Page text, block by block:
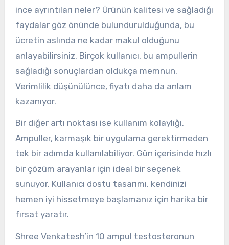
ince ayrıntıları neler? Ürünün kalitesi ve sağladığı
faydalar göz önünde bulundurulduğunda, bu
ücretin aslında ne kadar makul olduğunu
anlayabilirsiniz. Birçok kullanıcı, bu ampullerin
sağladığı sonuçlardan oldukça memnun.
Verimlilik düşünülünce, fiyatı daha da anlam
kazanıyor.
Bir diğer artı noktası ise kullanım kolaylığı.
Ampuller, karmaşık bir uygulama gerektirmeden
tek bir adımda kullanılabiliyor. Gün içerisinde hızlı
bir çözüm arayanlar için ideal bir seçenek
sunuyor. Kullanıcı dostu tasarımı, kendinizi
hemen iyi hissetmeye başlamanız için harika bir
fırsat yaratır.
Shree Venkatesh’in 10 ampul testosteronun